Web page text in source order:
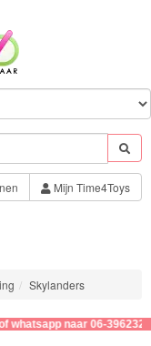
Mijn Time4Toys
Skylanders
naar 06-39623276